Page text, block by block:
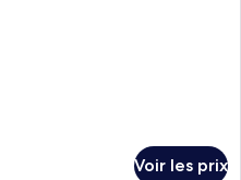
Voir les prix